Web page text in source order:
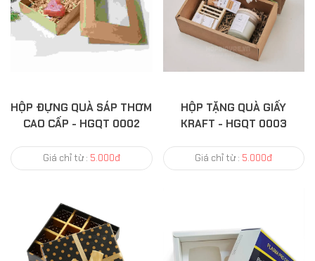
HỘP ĐỰNG QUÀ SÁP THƠM
CAO CẤP - HGQT 0002
Giá chỉ từ : 5.000đ
HỘP TẶNG QUÀ GIẤY
KRAFT - HGQT 0003
Giá chỉ từ : 5.000đ